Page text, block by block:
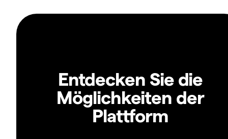
Entdecken Sie die
Möglichkeiten der
Plattform